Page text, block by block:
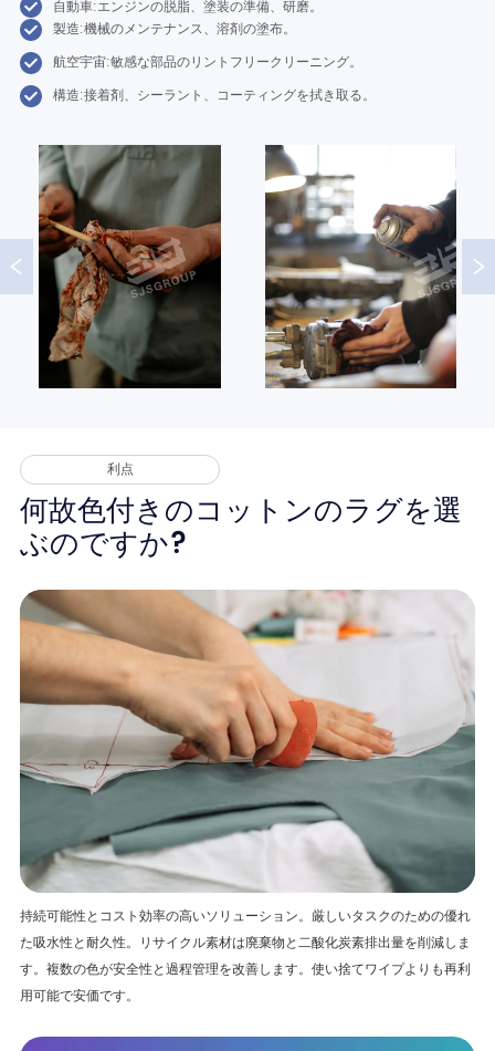
自動車:エンジンの脱脂、塗装の準備、研磨。
製造:機械のメンテナンス、溶剤の塗布。
航空宇宙:敏感な部品のリントフリークリーニング。
構造:接着剤、シーラント、コーティングを拭き取る。
利点
何故色付きのコットンのラグを選
ぶのですか?
持続可能性とコスト効率の高いソリューション。厳しいタスクのための優れ
た吸水性と耐久性。リサイクル素材は廃棄物と二酸化炭素排出量を削減しま
す。複数の色が安全性と過程管理を改善します。使い捨てワイプよりも再利
用可能で安価です。